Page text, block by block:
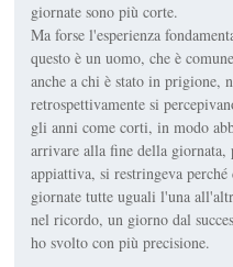
giornate sono più corte.
Ma forse l'esperienza
questo è un uomo, che è
anche a chi è stato in prigione,
retrospettivamente si
gli anni come corti, in modo
arrivare alla fine della giornata,
appiattiva, si restringeva perché
giornate tutte uguali l'una
nel ricordo, un giorno dal
ho svolto con più precisione.